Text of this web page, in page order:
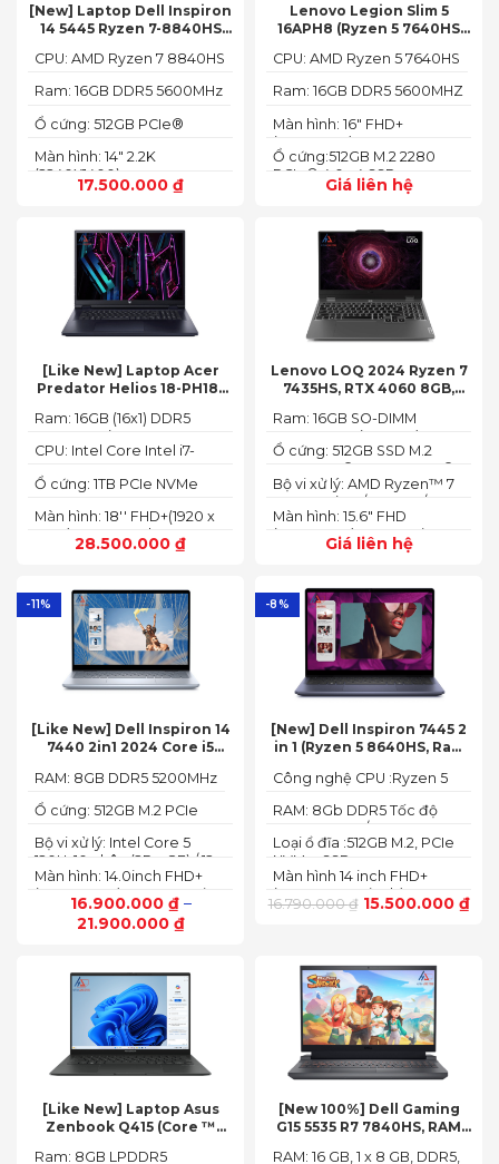
[New] Laptop Dell Inspiron
14 5445 Ryzen 7-8840HS
Radeon 780M Màn 14inch
17.500.000 ₫
Màn hình: 14" 2.2K
(2240X1400)
Ổ cứng: 512GB PCIe®
Ram: 16GB DDR5 5600MHz
CPU: AMD Ryzen 7 8840HS
Lenovo Legion Slim 5
16APH8 (Ryzen 5 7640HS
4060 16″ FHD+ 144Hz)
Giá liên hệ
Ổ cứng:512GB M.2 2280
PCIe® 4.0 x4 SSD
Màn hình: 16" FHD+
(1920x1200) IPS
Ram: 16GB DDR5 5600MHZ
CPU: AMD Ryzen 5 7640HS
[Like New] Laptop Acer
Predator Helios 18-PH18-
13700HX, RTX 4060 8GB,
16GB, SSD 1TB, 18″ FHD+
165HZ)
28.500.000 ₫
Màn hình: 18'' FHD+(1920 x
1200) 165 Hz In-plane
Switching (IPS)
Ổ cứng: 1TB PCIe NVMe
CPU: Intel Core Intel i7-
GHz 30MB
Ram: 16GB (16x1) DDR5
4800MHz (2x SO-DIMM
socket, up to 32GB
Lenovo LOQ 2024 Ryzen 7
7435HS, RTX 4060 8GB,
144Hz, 100% sRGB
Giá liên hệ
Màn hình: 15.6" FHD
(1920x1080) IPS 300nits
Anti-glare, 100% sRGB,
Bộ vi xử lý: AMD Ryzen™ 7
74355HS (8C / 16T, 3.8 /
5.1GHz, 8MB L2 / 16MB L3)
Ổ cứng: 512GB SSD M.2
2242 PCIe® 4.0x4 NVMe®
(2 slots nvme)
Ram: 16GB SO-DIMM
DDR5-5600 (max 64)
-11%
[Like New] Dell Inspiron 14
7440 2in1 2024 Core i5
FHD+
16.900.000 ₫–
21.900.000 ₫
Màn hình: 14.0inch FHD+
(1920 x 1200) 60Hz,250 nits
Bộ vi xử lý: Intel Core 5
120U, 10 nhân (2P + 8E) / 12
luồng
Ổ cứng: 512GB M.2 PCIe
RAM: 8GB DDR5 5200MHz
-8%
[New] Dell Inspiron 7445 2
in 1 (Ryzen 5 8640HS, Ram
Radeon,14 FHD+ Touch)
16.790.000₫ 15.500.000 ₫
Màn hình 14 inch FHD+
(1920 x 1200 pixels)
Loại ổ đĩa :512GB M.2, PCIe
NVMe, SSD
RAM: 8Gb DDR5 Tốc độ
BUS :5200MT/s
Công nghệ CPU :Ryzen 5
[Like New] Laptop Asus
Zenbook Q415 (Core ™
Ram: 8GB LPDDR5
[New 100%] Dell Gaming
G15 5535 R7 7840HS, RAM
RAM: 16 GB, 1 x 8 GB, DDR5,